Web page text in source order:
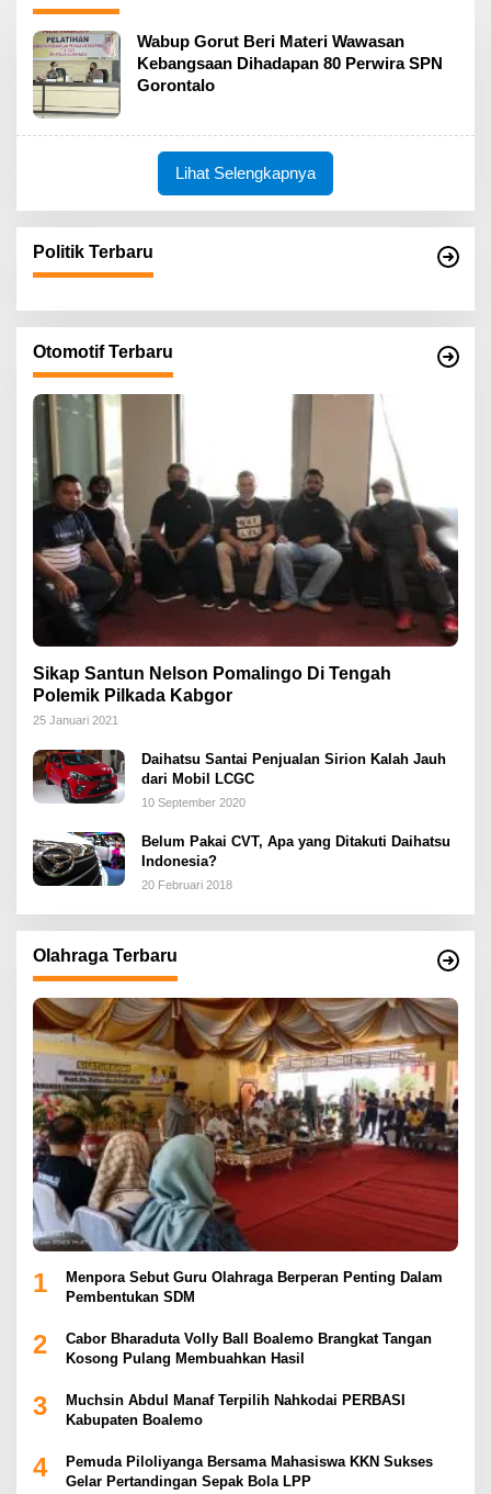
Wabup Gorut Beri Materi Wawasan
Kebangsaan Dihadapan 80 Perwira SPN
Gorontalo
Lihat Selengkapnya
Politik Terbaru
Otomotif Terbaru
Sikap Santun Nelson Pomalingo Di Tengah
Polemik Pilkada Kabgor
25 Januari 2021
Daihatsu Santai Penjualan Sirion Kalah Jauh
dari Mobil LCGC
10 September 2020
Belum Pakai CVT, Apa yang Ditakuti Daihatsu
Indonesia?
20 Februari 2018
Olahraga Terbaru
1
Menpora Sebut Guru Olahraga Berperan Penting Dalam
Pembentukan SDM
2
Cabor Bharaduta Volly Ball Boalemo Brangkat Tangan
Kosong Pulang Membuahkan Hasil
3
Muchsin Abdul Manaf Terpilih Nahkodai PERBASI
Kabupaten Boalemo
4
Pemuda Piloliyanga Bersama Mahasiswa KKN Sukses
Gelar Pertandingan Sepak Bola LPP